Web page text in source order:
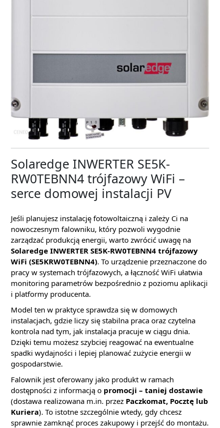
Solaredge INWERTER SE5K-
RW0TEBNN4 trójfazowy WiFi –
serce domowej instalacji PV
Jeśli planujesz instalację fotowoltaiczną i zależy Ci na
nowoczesnym falowniku, który pozwoli wygodnie
zarządzać produkcją energii, warto zwrócić uwagę na
Solaredge INWERTER SE5K-RW0TEBNN4 trójfazowy
WiFi (SE5KRW0TEBNN4). To urządzenie przeznaczone do
pracy w systemach trójfazowych, a łączność WiFi ułatwia
monitoring parametrów bezpośrednio z poziomu aplikacji
i platformy producenta.
Model ten w praktyce sprawdza się w domowych
instalacjach, gdzie liczy się stabilna praca oraz czytelna
kontrola nad tym, jak instalacja pracuje w ciągu dnia.
Dzięki temu możesz szybciej reagować na ewentualne
spadki wydajności i lepiej planować zużycie energii w
gospodarstwie.
Falownik jest oferowany jako produkt w ramach
dostępności z informacją o promocji – taniej dostawie
(dostawa realizowana m.in. przez Paczkomat, Pocztę lub
Kuriera). To istotne szczególnie wtedy, gdy chcesz
sprawnie zamknąć proces zakupowy i przejść do montażu.